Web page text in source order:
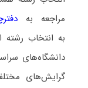
مراجعه به
به انتخاب رشته
دانشگاه‌های
گرایش‌های